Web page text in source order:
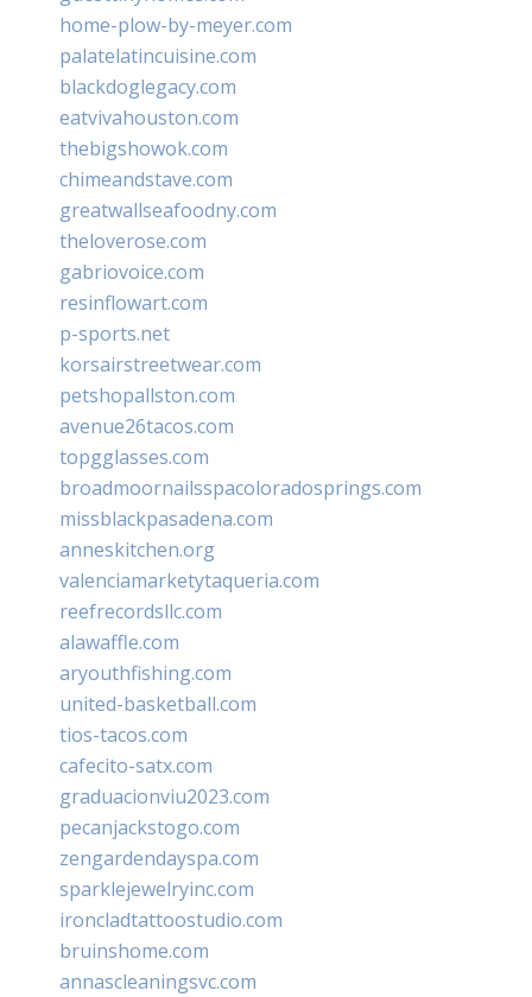
home-plow-by-meyer.com
palatelatincuisine.com
blackdoglegacy.com
eatvivahouston.com
thebigshowok.com
chimeandstave.com
greatwallseafoodny.com
theloverose.com
gabriovoice.com
resinflowart.com
p-sports.net
korsairstreetwear.com
petshopallston.com
avenue26tacos.com
topgglasses.com
broadmoornailsspacoloradosprings.com
missblackpasadena.com
anneskitchen.org
valenciamarketytaqueria.com
reefrecordsllc.com
alawaffle.com
aryouthfishing.com
united-basketball.com
tios-tacos.com
cafecito-satx.com
graduacionviu2023.com
pecanjackstogo.com
zengardendayspa.com
sparklejewelryinc.com
ironcladtattoostudio.com
bruinshome.com
annascleaningsvc.com